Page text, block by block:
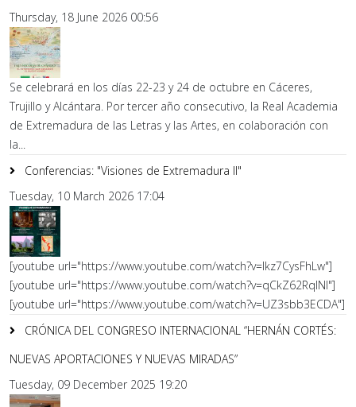
Thursday, 18 June 2026 00:56
Se celebrará en los días 22-23 y 24 de octubre en Cáceres,
Trujillo y Alcántara. Por tercer año consecutivo, la Real Academia
de Extremadura de las Letras y las Artes, en colaboración con
la...
Conferencias: "Visiones de Extremadura II"
Tuesday, 10 March 2026 17:04
[youtube url="https://www.youtube.com/watch?v=lkz7CysFhLw"]
[youtube url="https://www.youtube.com/watch?v=qCkZ62RqlNI"]
[youtube url="https://www.youtube.com/watch?v=UZ3sbb3ECDA"]
CRÓNICA DEL CONGRESO INTERNACIONAL “HERNÁN CORTÉS:
NUEVAS APORTACIONES Y NUEVAS MIRADAS”
Tuesday, 09 December 2025 19:20